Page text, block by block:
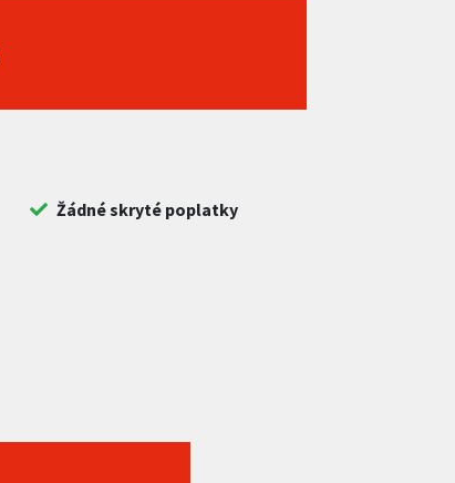
Žádné skryté poplatky